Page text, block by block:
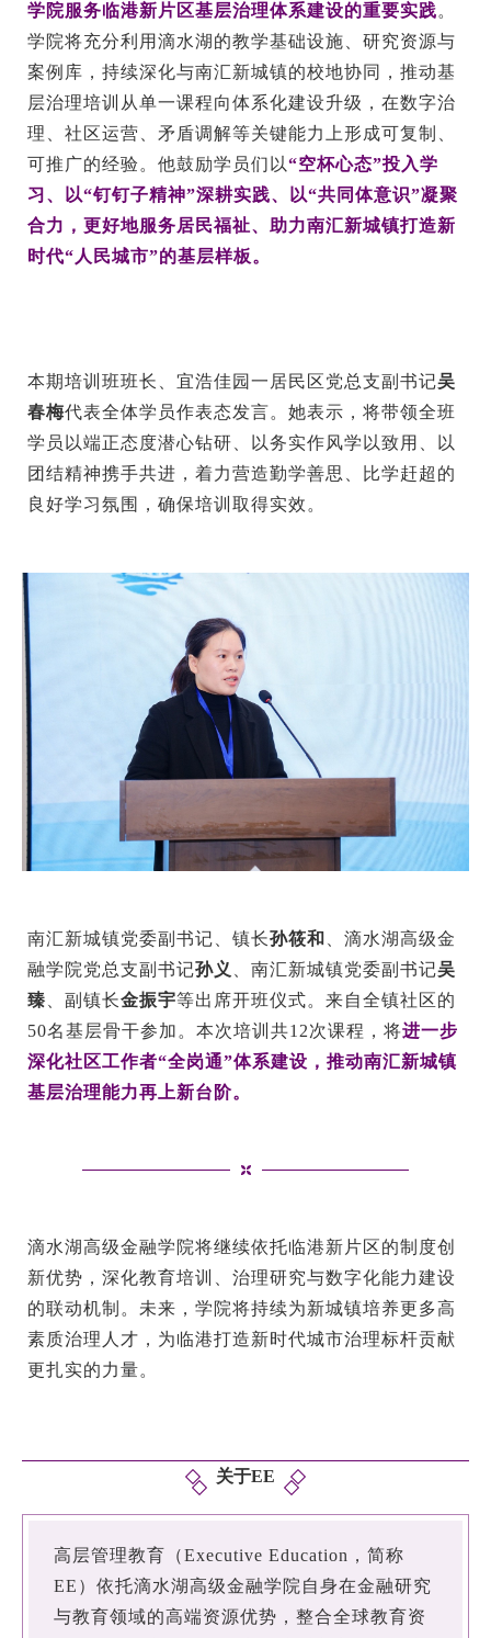
学院服务临港新片区基层治理体系建设的重要实践。
学院将充分利用滴水湖的教学基础设施、研究资源与
案例库，持续深化与南汇新城镇的校地协同，推动基
层治理培训从单一课程向体系化建设升级，在数字治
理、社区运营、矛盾调解等关键能力上形成可复制、
可推广的经验。他鼓励学员们以“空杯心态”投入学
习、以“钉钉子精神”深耕实践、以“共同体意识”凝聚
合力，更好地服务居民福祉、助力南汇新城镇打造新
时代“人民城市”的基层样板。
本期培训班班长、宜浩佳园一居民区党总支副书记吴
春梅代表全体学员作表态发言。她表示，将带领全班
学员以端正态度潜心钻研、以务实作风学以致用、以
团结精神携手共进，着力营造勤学善思、比学赶超的
良好学习氛围，确保培训取得实效。
南汇新城镇党委副书记、镇长孙筱和
、滴水湖高级金
融学院党总支副书记孙义 、南汇新城镇党委副书记吴
臻 、副镇长金振宇等出席开班仪式。来自全镇社区的
50名基层骨干参加。本次培训共12次课程，将进一步
深化社区工作者“全岗通”体系建设，推动南汇新城镇
基层治理能力再上新台阶。
滴水湖高级金融学院将继续依托临港新片区的制度创
新优势，深化教育培训、治理研究与数字化能力建设
的联动机制。未来，学院将持续为新城镇培养更多高
素质治理人才，为临港打造新时代城市治理标杆贡献
更扎实的力量。
关于EE
高层管理教育（Executive Education，简称
EE）依托滴水湖高级金融学院自身在金融研究
与教育领域的高端资源优势，整合全球教育资